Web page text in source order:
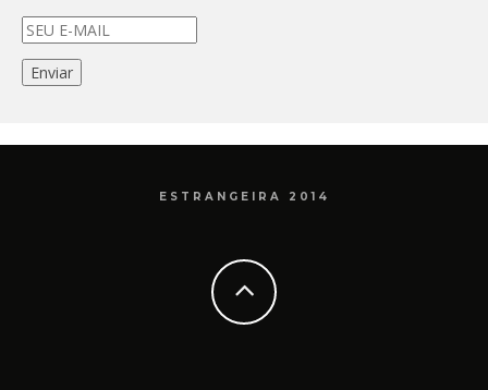
ESTRANGEIRA 2014